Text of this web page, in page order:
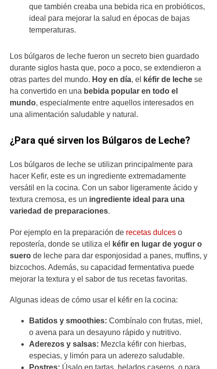
que también creaba una bebida rica en probióticos,
ideal para mejorar la salud en épocas de bajas
temperaturas.
Los búlgaros de leche fueron un secreto bien guardado
durante siglos hasta que, poco a poco, se extendieron a
otras partes del mundo. Hoy en día, el kéfir de leche se
ha convertido en una bebida popular en todo el
mundo, especialmente entre aquellos interesados en
una alimentación saludable y natural.
¿Para qué sirven los Búlgaros de Leche?
Los búlgaros de leche se utilizan principalmente para
hacer Kefir, este es un ingrediente extremadamente
versátil en la cocina. Con un sabor ligeramente ácido y
textura cremosa, es un ingrediente ideal para una
variedad de preparaciones.
Por ejemplo en la preparación de recetas dulces o
repostería, donde se utiliza el
kéfir en lugar de yogur o
suero de leche para dar esponjosidad a panes, muffins, y
bizcochos. Además, su capacidad fermentativa puede
mejorar la textura y el sabor de tus recetas favoritas.
Algunas ideas de cómo usar el kéfir en la cocina:
Batidos y smoothies: Combínalo con frutas, miel,
o avena para un desayuno rápido y nutritivo.
Aderezos y salsas: Mezcla kéfir con hierbas,
especias, y limón para un aderezo saludable.
Postres: Úsalo en tartas, helados caseros, o para